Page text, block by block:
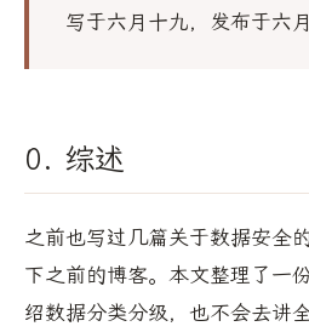
写于六月十九，发布于六
0. 综述
之前也写过几篇关于数据安全
下之前的博客。本文整理了一
绍数据分类分级，也不会去讲